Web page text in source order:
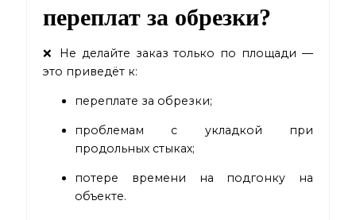
переплат за обрезки?
❌ Не делайте заказ только по площади —
это приведёт к:
переплате за обрезки;
проблемам с укладкой при
продольных стыках;
потере времени на подгонку на
объекте.